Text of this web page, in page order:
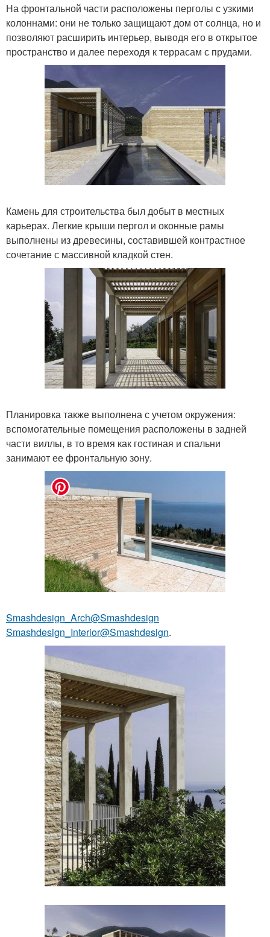
На фронтальной части расположены перголы с узкими
колоннами: они не только защищают дом от солнца, но и
позволяют расширить интерьер, выводя его в открытое
пространство и далее переходя к террасам с прудами.
Камень для строительства был добыт в местных
карьерах. Легкие крыши пергол и оконные рамы
выполнены из древесины, составившей контрастное
сочетание с массивной кладкой стен.
Планировка также выполнена с учетом окружения:
вспомогательные помещения расположены в задней
части виллы, в то время как гостиная и спальни
занимают ее фронтальную зону.
Smashdesign_Arch@Smashdesign
Smashdesign_Interior@Smashdesign.